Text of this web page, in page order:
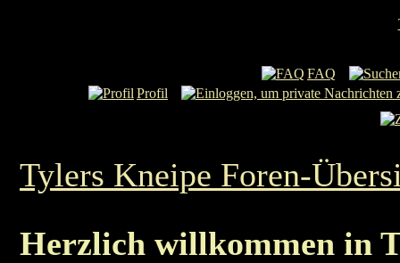
FAQ
Profil
Tylers Kneipe Foren-
Herzlich willkommen in